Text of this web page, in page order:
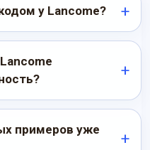
у Lancome?
примеров уже